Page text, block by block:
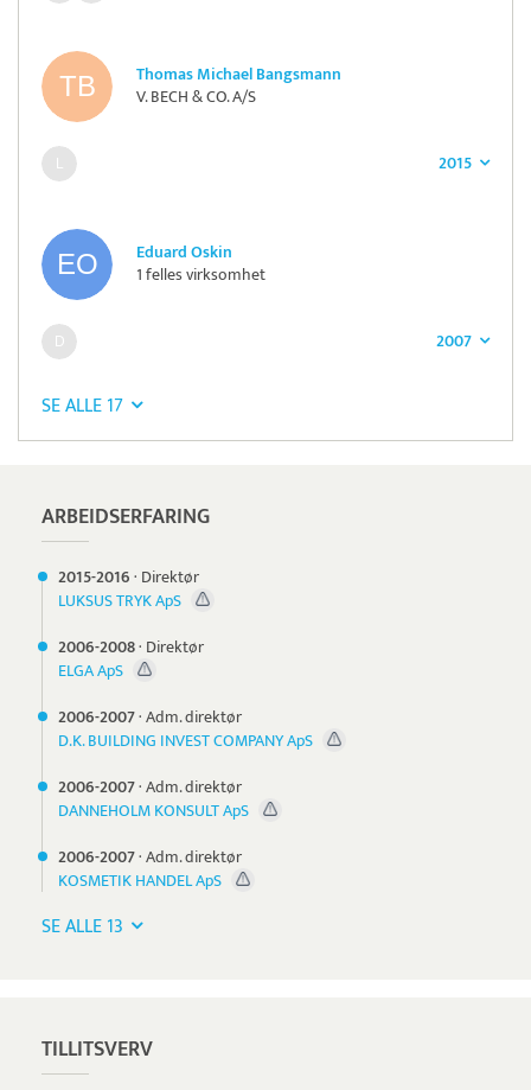
Thomas Michael Bangsmann
V. BECH & CO. A/S
2015
Eduard Oskin
1 felles virksomhet
2007
SE ALLE 17
ARBEIDSERFARING
2015-2016· Direktør
LUKSUS TRYK ApS
2006-2008· Direktør
ELGA ApS
2006-2007·Adm. direktør
D.K. BUILDING INVEST COMPANY ApS
2006-2007·Adm. direktør
DANNEHOLM KONSULT ApS
2006-2007·Adm. direktør
KOSMETIK HANDEL ApS
SE ALLE 13
TILLITSVERV